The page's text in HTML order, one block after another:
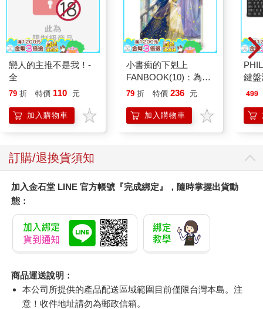
戀人的主推不是我！-
全
79 折 特價 110 元
加入購物車
小書痴的下剋上
FANBOOK(10)：為了
成為圖書管理員不擇手
79 折 特價 236 元
加入購物車
鍵盤
499
訂購/退換貨須知
加入金石堂 LINE 官方帳號『完成綁定』，隨時掌握出貨動
態：
商品運送說明：
本公司所提供的產品配送區域範圍目前僅限台灣本島。注
意！收件地址請勿為郵政信箱。